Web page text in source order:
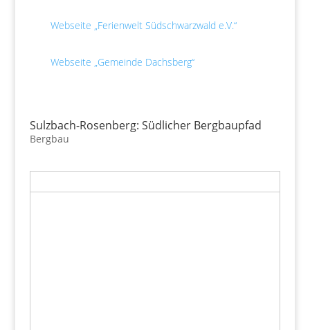
Webseite „Ferienwelt Südschwarzwald e.V.“
Webseite „Gemeinde Dachsberg“
Sulzbach-Rosenberg: Südlicher Bergbaupfad
Bergbau